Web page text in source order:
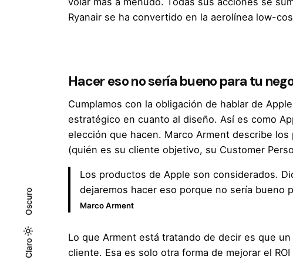
Claro
Oscuro
Claro
Oscuro
Ryanair se ha convertido en la aerolínea low-
Hacer eso no sería bueno para tu
Cumplamos con la obligación de hablar de
estratégico en cuanto al diseño. Así es como
elección que hacen. Marco Arment describe los
(quién es su cliente objetivo, su Customer
Los productos de Apple son considerados.
dejaremos hacer eso porque no sería bueno
Marco Arment
Lo que Arment está tratando de decir es que
cliente. Esa es solo otra forma de mejorar el